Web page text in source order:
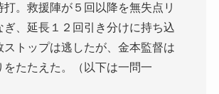
打。救援陣が５回以降を無失点リ
ぎ、延長１２回引き分けに持ち込
ストップは逃したが、金本監督は
をたたえた。（以下は一問一